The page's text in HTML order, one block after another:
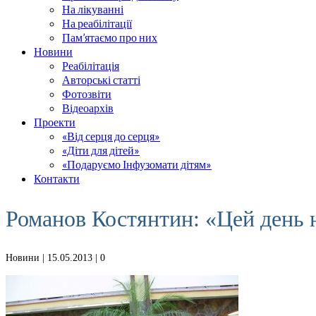
На лікуванні
На реабілітації
Пам’ятаємо про них
Новини
Реабілітація
Авторські статті
Фотозвіти
Відеоархів
Проекти
«Від серця до серця»
«Діти для дітей»
«Подаруємо Інфузомати дітям»
Контакти
Романов Костянтин: «Цей день
Новини | 15.05.2013 | 0